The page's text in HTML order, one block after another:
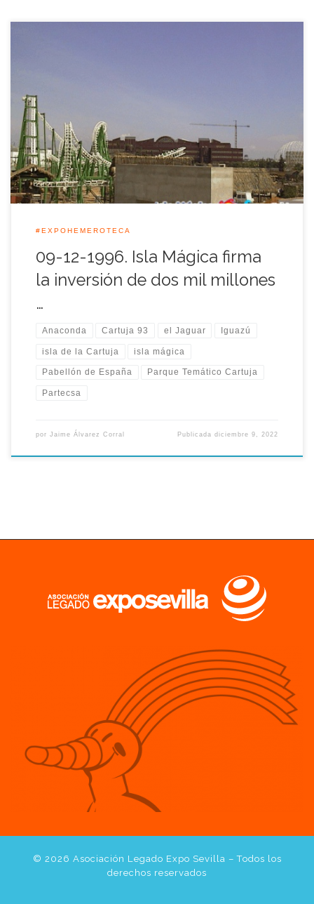
firmó con Cartuja-93 el compromiso de invertir al menos casi
dos mil millones de pesetas en atracciones hasta el año 1997
en el recinto habilitado dentro de la Isla de la Cartuja. Las
atracciones, y especialmente las montañas rusas, fueron la
base […]
#EXPOHEMEROTECA
09-12-1996. Isla Mágica firma
la inversión de dos mil millones
…
Anaconda Cartuja 93 el Jaguar Iguazú
isla de la Cartuja isla mágica
Pabellón de España Parque Temático Cartuja
Partecsa
por Jaime Álvarez Corral Publicadadiciembre 9, 2022
© 2026 Asociación Legado Expo Sevilla – Todos los
derechos reservados